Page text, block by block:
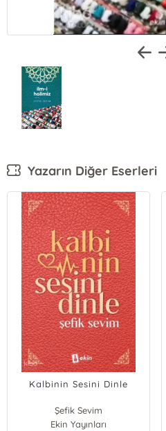
Yazarın Diğer Eserleri
Kalbinin Sesini Dinle
Şefik Sevim
Ekin Yayınları